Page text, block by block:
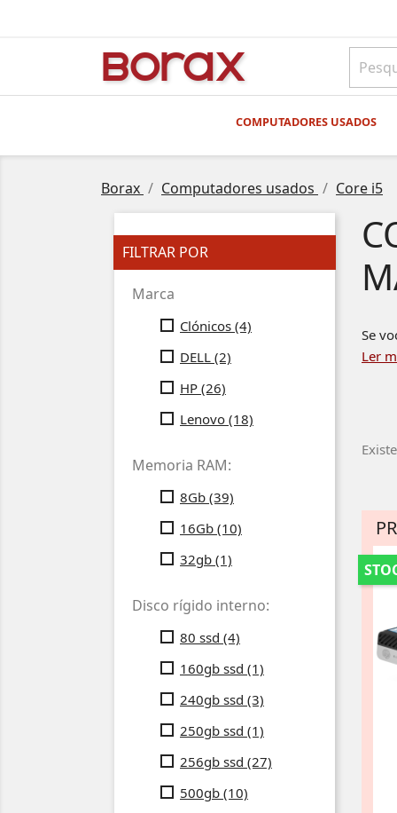
BOrAx
COMPUTADORES USADOS
Borax Computadores usados Core i5
FILTRAR POR
Marca
Clónicos (4)
DELL (2)
HP (26)
Lenovo (18)
Memoria RAM:
8Gb (39)
16Gb (10)
32gb (1)
Disco rígido interno:
80 ssd (4)
160gb ssd (1)
240gb ssd (3)
250gb ssd (1)
256gb ssd (27)
500gb (10)
Se
Ler